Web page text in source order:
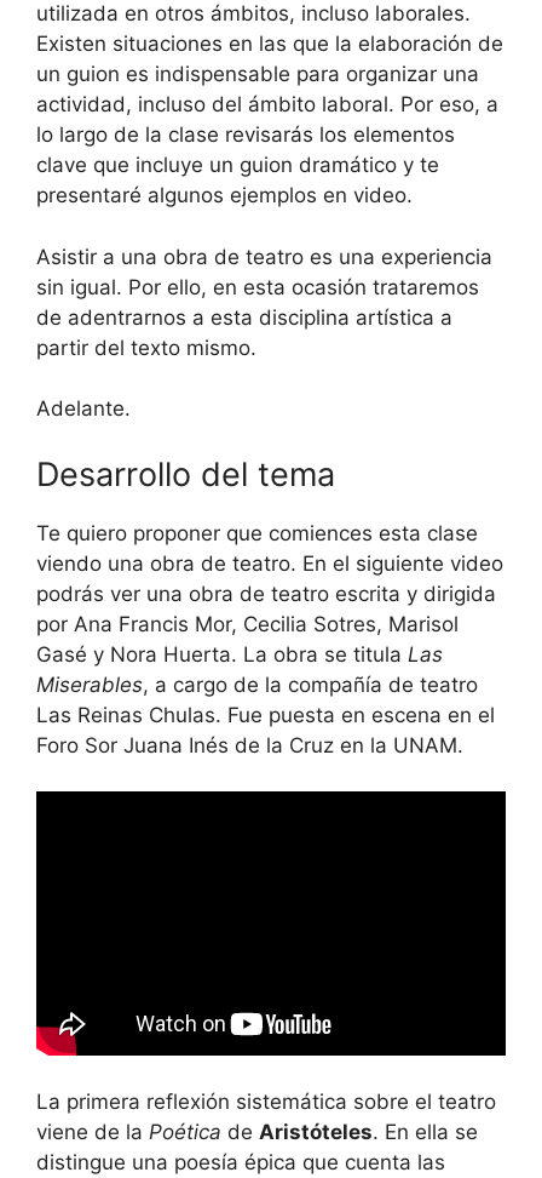
utilizada en otros ámbitos, incluso laborales.
Existen situaciones en las que la elaboración de
un guion es indispensable para organizar una
actividad, incluso del ámbito laboral. Por eso, a
lo largo de la clase revisarás los elementos
clave que incluye un guion dramático y te
presentaré algunos ejemplos en video.
Asistir a una obra de teatro es una experiencia
sin igual. Por ello, en esta ocasión trataremos
de adentrarnos a esta disciplina artística a
partir del texto mismo.
Adelante.
Desarrollo del tema
Te quiero proponer que comiences esta clase
viendo una obra de teatro. En el siguiente video
podrás ver una obra de teatro escrita y dirigida
por Ana Francis Mor, Cecilia Sotres, Marisol
Gasé y Nora Huerta. La obra se titula Las
Miserables, a cargo de la compañía de teatro
Las Reinas Chulas. Fue puesta en escena en el
Foro Sor Juana Inés de la Cruz en la UNAM.
La primera reflexión sistemática sobre el teatro
viene de la Poética de Aristóteles. En ella se
distingue una poesía épica que cuenta las